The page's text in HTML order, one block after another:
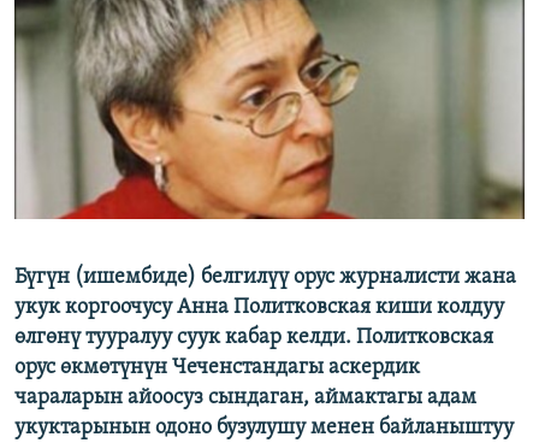
АЗАТТЫК+
ЫҢГАЙСЫЗ СУРООЛОР
ЭЕ/АРнун бардык сайттары
Бүгүн (ишембиде) белгилүү орус журналисти жана
укук коргоочусу Анна Политковская киши колдуу
өлгөнү тууралуу суук кабар келди. Политковская
орус өкмөтүнүн Чеченстандагы аскердик
чараларын айоосуз сындаган, аймактагы адам
укуктарынын одоно бузулушу менен байланыштуу